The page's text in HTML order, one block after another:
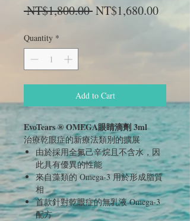
NT$1,800.00 Regular
NT$1,680.00Sale
Price
Quantity *
Add to Cart
EvoTears ® OMEGA眼睛滴劑 3ml
治療乾眼症的新療法類別的擴展
由於採用全氟己辛烷且不含水，因
此具有優異的性能
來自藻類的 Omega-3 用於形成脂質
相
首款針對乾眼症的無乳液 Omega-3
配方